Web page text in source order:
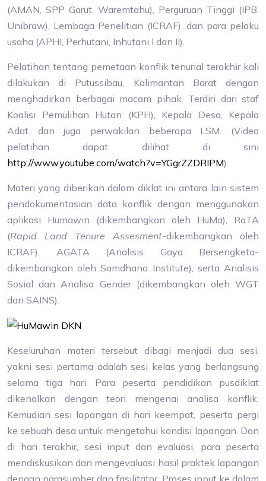
(AMAN, SPP Garut, Waremtahu), Perguruan Tinggi (IPB,
Unibraw), Lembaga Penelitian (ICRAF), dan para pelaku
usaha (APHI, Perhutani, Inhutani I dan II).
Pelatihan tentang pemetaan konflik tenurial terakhir kali
dilakukan di Putussibau, Kalimantan Barat dengan
menghadirkan berbagai macam pihak. Terdiri dari staf
Koalisi Pemulihan Hutan (KPH), Kepala Desa, Kepala
Adat dan juga perwakilan beberapa LSM. (Video
pelatihan dapat dilihat di sini
http://www.youtube.com/watch?v=YGgrZZDRIPM).
Materi yang diberikan dalam diklat ini antara lain sistem
pendokumentasian data konflik dengan menggunakan
aplikasi Humawin (dikembangkan oleh HuMa), RaTA
(Rapid Land Tenure Assesment-dikembangkan oleh
ICRAF), AGATA (Analisis Gaya Bersengketa-
dikembangkan oleh Samdhana Institute), serta Analisis
Sosial dan Analisa Gender (dikembangkan oleh WGT
dan SAINS).
Keseluruhan materi tersebut dibagi menjadi dua sesi,
yakni sesi pertama adalah sesi kelas yang berlangsung
selama tiga hari. Para peserta pendidikan pusdiklat
dikenalkan dengan teori mengenai analisa konflik.
Kemudian sesi lapangan di hari keempat, peserta pergi
ke sebuah desa untuk mengetahui kondisi lapangan. Dan
di hari terakhir, sesi input dan evaluasi, para peserta
mendiskusikan dan mengevaluasi hasil praktek lapangan
dengan narasumber dan fasilitator. Proses input ke dalam